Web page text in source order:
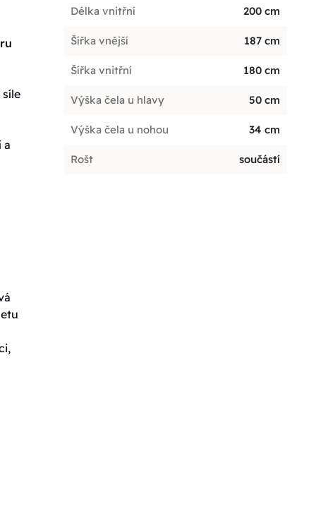
a
Délka vnitřní 200 cm
Šířka vnější 187 cm
Šířka vnitřní 180 cm
Výška čela u hlavy 50 cm
Výška čela u nohou 34 cm
Rošt součástí